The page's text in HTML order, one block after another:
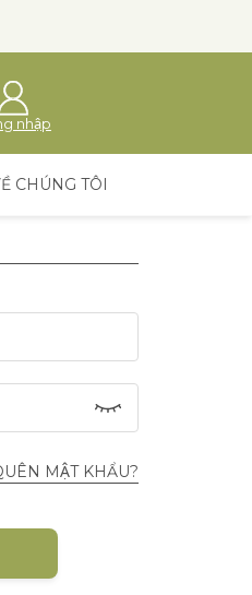
nhập
CHÚNG TÔI
MẬT KHẨU?